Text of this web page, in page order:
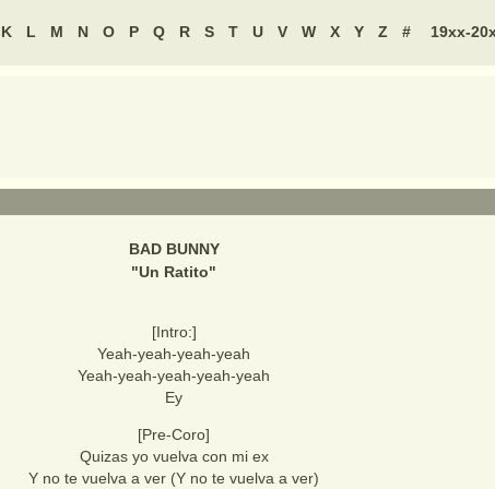
K L M N O P Q R S T U V W X Y Z # 19xx-
BAD BUNNY
"Un Ratito"
[Intro:]
Yeah-yeah-yeah-yeah
Yeah-yeah-yeah-yeah-yeah
Ey
[Pre-Coro]
Quizas yo vuelva con mi ex
Y no te vuelva a ver (Y no te vuelva a ver)